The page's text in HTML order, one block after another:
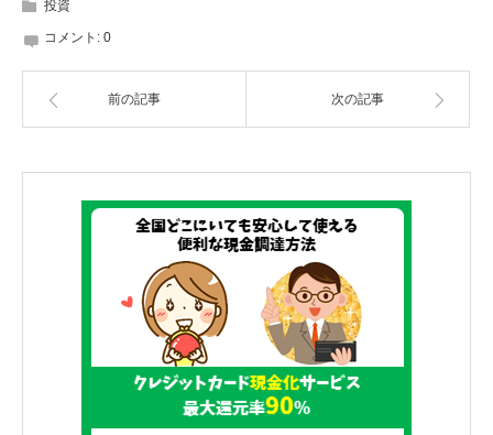
投資
コメント: 0
前の記事 次の記事